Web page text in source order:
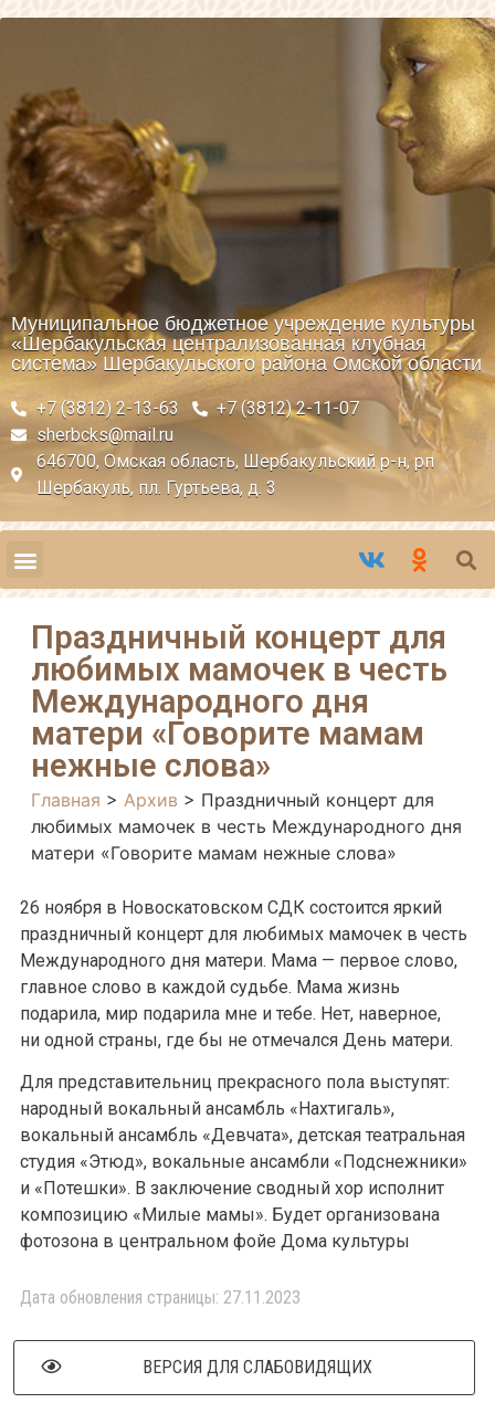
Муниципальное бюджетное учреждение культуры
«Шербакульская централизованная клубная
система» Шербакульского района Омской области
+7 (3812) 2-13-63
+7 (3812) 2-11-07
sherbcks@mail.ru
646700, Омская область, Шербакульский р-н, рп
Шербакуль, пл. Гуртьева, д. 3
Праздничный концерт для
любимых мамочек в честь
Международного дня
матери «Говорите мамам
нежные слова»
Главная > Архив > Праздничный концерт для
любимых мамочек в честь Международного дня
матери «Говорите мамам нежные слова»
26 ноября в Новоскатовском СДК состоится яркий
праздничный концерт для любимых мамочек в честь
Международного дня матери. Мама — первое слово,
главное слово в каждой судьбе. Мама жизнь
подарила, мир подарила мне и тебе. Нет, наверное,
ни одной страны, где бы не отмечался День матери.
Для представительниц прекрасного пола выступят:
народный вокальный ансамбль «Нахтигаль»,
вокальный ансамбль «Девчата», детская театральная
студия «Этюд», вокальные ансамбли «Подснежники»
и «Потешки». В заключение сводный хор исполнит
композицию «Милые мамы». Будет организована
фотозона в центральном фойе Дома культуры
Дата обновления страницы: 27.11.2023
ВЕРСИЯ ДЛЯ СЛАБОВИДЯЩИХ